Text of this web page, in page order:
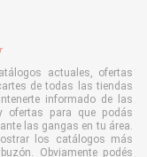
actuales, ofertas
de todas las tiendas
informado de las
ofertas para que podás
las gangas en tu área.
los catálogos más
Obviamente podés